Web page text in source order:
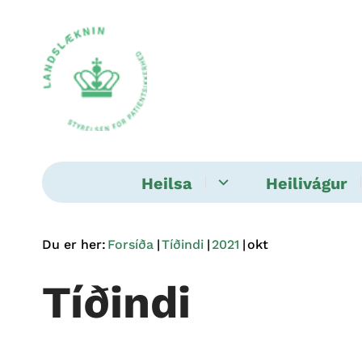
Heilsa Heilivágur
Du er her: Forsíða Tíðindi 2021 okt
Tíðindi